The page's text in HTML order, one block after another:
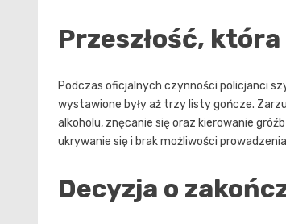
Przeszłość,
Podczas oficjalnych czynności policjanci
wystawione były aż trzy listy gończe.
alkoholu, znęcanie się oraz kierowanie
ukrywanie się i brak możliwości
Decyzja o